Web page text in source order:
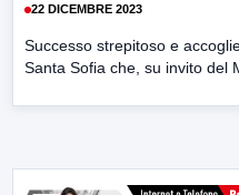
22 DICEMBRE 2023
Successo strepitoso e
Santa Sofia che, su invito del